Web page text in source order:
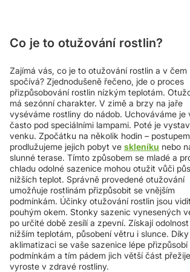
Co je to otužování rostlin?
Zajímá vás, co je to otužování rostlin a v čem
spočívá? Zjednodušeně řečeno, jde o proces
přizpůsobování rostlin nízkým teplotám.
má sezónní charakter. V zimě a brzy na jaře
vyséváme rostliny do nádob. Uchováváme je
často pod speciálními lampami. Poté je
venku. Zpočátku na několik hodin –
prodlužujeme jejich pobyt ve skleníku nebo
slunné terase. Tímto způsobem se mladé a
chladu odolné sazenice mohou otužit vůči
nižších teplot. Správně provedené otužování
umožňuje rostlinám přizpůsobit se vnějším
podmínkám. Účinky otužování rostlin jsou
pouhým okem. Stonky sazenic vynesených
po určité době zesílí a zpevní. Získají
nižším teplotám, působení větru i slunce. Díky
aklimatizaci se vaše sazenice lépe přizpůsobí
podmínkám a tím pádem jich větší část
vyroste v zdravé rostliny.